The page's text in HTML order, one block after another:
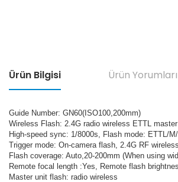
Ürün Bilgisi Ürün Yorumları
Guide Number: GN60(ISO100,200mm)
Wireless Flash: 2.4G radio wireless ETTL
High-speed sync: 1/8000s, Flash mode: ETTL/
Trigger mode: On-camera flash, 2.4G RF
Flash coverage: Auto,20-200mm (When using
Remote focal length :Yes, Remote flash
Master unit flash: radio wireless